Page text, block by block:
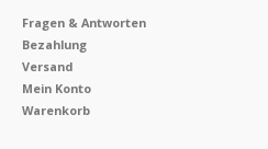
Fragen & Antworten
Bezahlung
Versand
Mein Konto
Warenkorb